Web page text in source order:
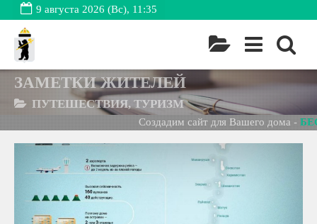
9 августа 2026 (Вс), 11:35
ЗАМЕТКИ ЖИТЕЛЕЙ
ПУТЕШЕСТВИЯ, ТУРИЗМ
Создадим сайт для Вашего дома -